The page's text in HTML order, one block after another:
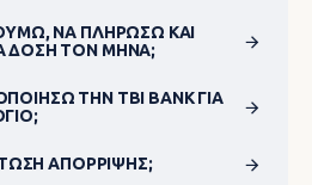
ΝΑ ΠΛΗΡΏΣΩ ΚΑΙ
ΔΌΣΗ ΤΟΝ ΜΉΝΑ;
ΤΗΝ TBI BANK ΓΙΑ
ΑΠΌΡΡΙΨΗΣ;